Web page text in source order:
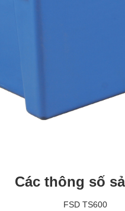
Các thông số
FSD TS600